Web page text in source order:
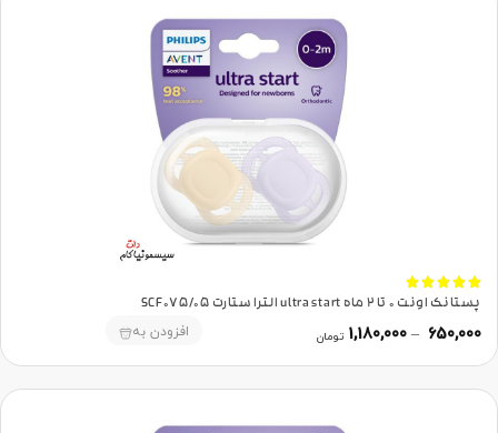





پستانک اونت 0 تا 2 ماه ultra start الترا ستارت SCF075/05
650,000
–
1,180,000 تومان افزودن به